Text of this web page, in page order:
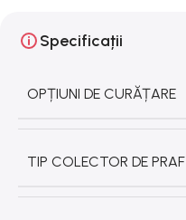
Specificații
OPȚIUNI DE CURĂȚARE
TIP COLECTOR DE PRAF